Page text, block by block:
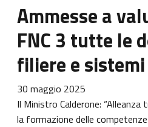
Ammesse a
FNC 3 tutte le
filiere e
30 maggio 2025
Il Ministro Calderone:
la formazione delle